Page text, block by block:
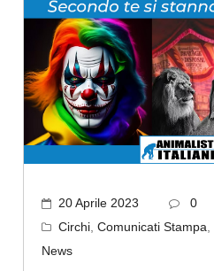
20 Aprile 2023
0
Circhi Comunicati Stampa
News